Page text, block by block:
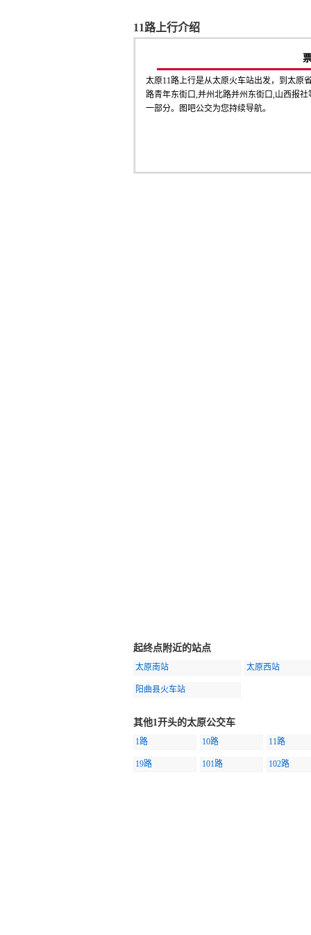
11路上行介绍
太原11路上行是从太原火车站出发，到太原
路青年东街口,并州北路并州东街口,山西报
一部分。图吧公交为您持续导航。
起终点附近的站点
太原南站 太原西站
阳曲县火车站
其他1开头的太原公交车
1路 10路 11路
19路 101路 102路